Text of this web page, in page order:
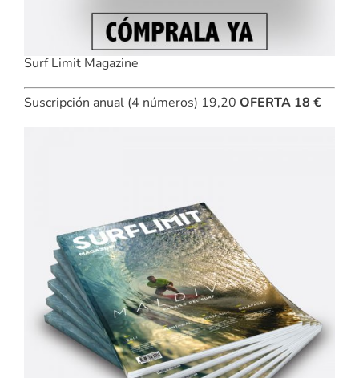
Surf Limit Magazine
Suscripción anual (4 números)19,20 OFERTA 18 €